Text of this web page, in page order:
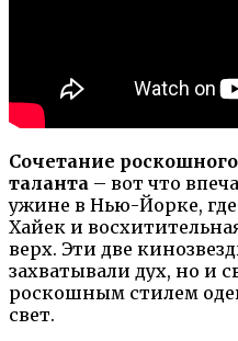
Сочетание
таланта – вот что
ужине в Нью-Йорке,
Хайек и
верх. Эти две
захватывали дух, но и
роскошным стилем
свет.